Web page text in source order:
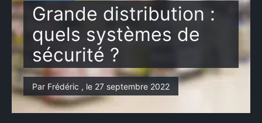
Grande distribution :
quels systèmes de
sécurité ?
Par Frédéric , le 27 septembre 2022